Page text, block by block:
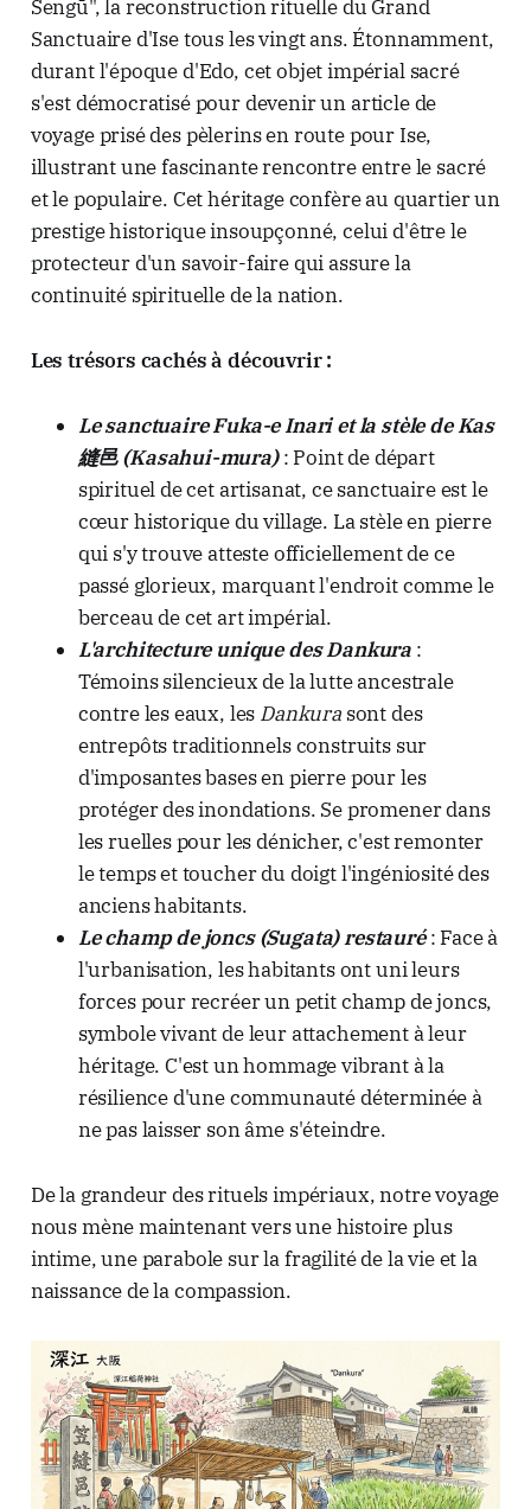
Sengū", la reconstruction rituelle du Grand
Sanctuaire d'Ise tous les vingt ans. Étonnamment,
durant l'époque d'Edo, cet objet impérial sacré
s'est démocratisé pour devenir un article de
voyage prisé des pèlerins en route pour Ise,
illustrant une fascinante rencontre entre le sacré
et le populaire. Cet héritage confère au quartier un
prestige historique insoupçonné, celui d'être le
protecteur d'un savoir-faire qui assure la
continuité spirituelle de la nation.
Les trésors cachés à découvrir :
Le sanctuaire Fuka-e Inari et la stèle de Kas
縫邑 (Kasahui-mura): Point de départ
spirituel de cet artisanat, ce sanctuaire est le
cœur historique du village. La stèle en pierre
qui s'y trouve atteste officiellement de ce
passé glorieux, marquant l'endroit comme le
berceau de cet art impérial.
L'architecture unique des Dankura :
Témoins silencieux de la lutte ancestrale
contre les eaux, les Dankurasont des
entrepôts traditionnels construits sur
d'imposantes bases en pierre pour les
protéger des inondations. Se promener dans
les ruelles pour les dénicher, c'est remonter
le temps et toucher du doigt l'ingéniosité des
anciens habitants.
Le champ de joncs (Sugata) restauré: Face à
l'urbanisation, les habitants ont uni leurs
forces pour recréer un petit champ de joncs,
symbole vivant de leur attachement à leur
héritage. C'est un hommage vibrant à la
résilience d'une communauté déterminée à
ne pas laisser son âme s'éteindre.
De la grandeur des rituels impériaux, notre voyage
nous mène maintenant vers une histoire plus
intime, une parabole sur la fragilité de la vie et la
naissance de la compassion.